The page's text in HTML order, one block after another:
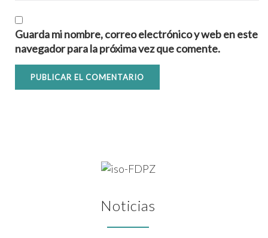
Guarda mi nombre, correo electrónico y web en este
navegador para la próxima vez que comente.
Noticias